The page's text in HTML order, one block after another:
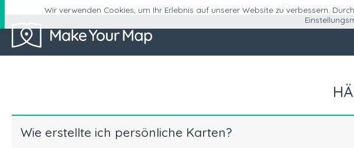
KOSTENLOSER
Wie erstellte ich persönliche Karten?
Wir verwenden Cookies, um Ihr Erlebnis auf unserer Website zu verbessern.